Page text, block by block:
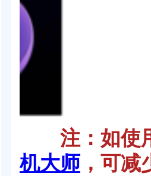
注：如使用
机大师 ，可